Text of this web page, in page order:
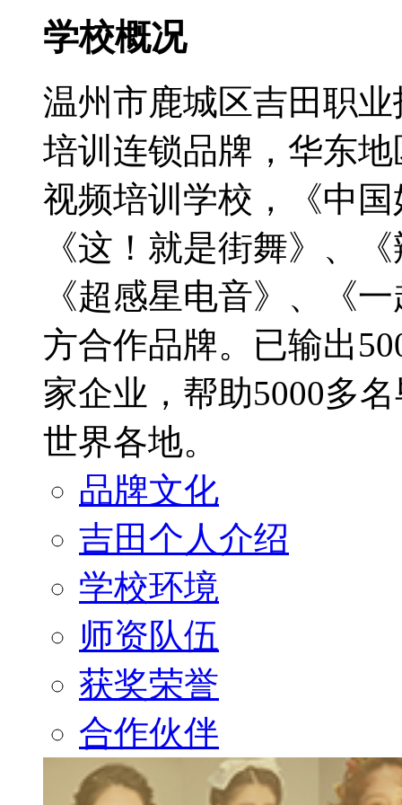
学校概况
温州市鹿城区吉田职
培训连锁品牌，华东
视频培训学校，《中
《这！就是街舞》、
《超感星电音》、《
方合作品牌。已输出
家企业，帮助5000多
世界各地。
品牌文化
吉田个人介绍
学校环境
师资队伍
获奖荣誉
合作伙伴